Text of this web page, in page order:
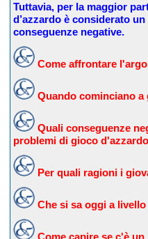
Tuttavia, per la maggior
d’azzardo è considerato
conseguenze negative.
Come affrontare
Quando cominciano a
Quali conseguenze
problemi di gioco
Per quali ragioni i
Che si sa oggi a
Come capire se c'è